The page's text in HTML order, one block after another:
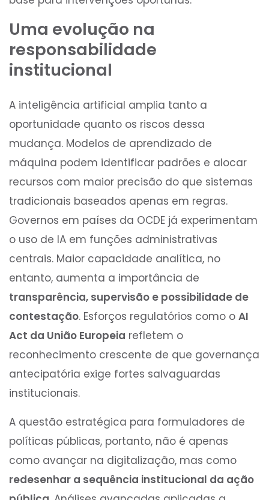
Uma evolução na
responsabilidade
institucional
A inteligência artificial amplia tanto a
oportunidade quanto os riscos dessa
mudança. Modelos de aprendizado de
máquina podem identificar padrões e alocar
recursos com maior precisão do que sistemas
tradicionais baseados apenas em regras.
Governos em países da OCDE já experimentam
o uso de IA em funções administrativas
centrais. Maior capacidade analítica, no
entanto, aumenta a importância de
transparência, supervisão e possibilidade de
contestação. Esforços regulatórios como o AI
Act da União Europeia refletem o
reconhecimento crescente de que governança
antecipatória exige fortes salvaguardas
institucionais.
A questão estratégica para formuladores de
políticas públicas, portanto, não é apenas
como avançar na digitalização, mas como
redesenhar a sequência institucional da ação